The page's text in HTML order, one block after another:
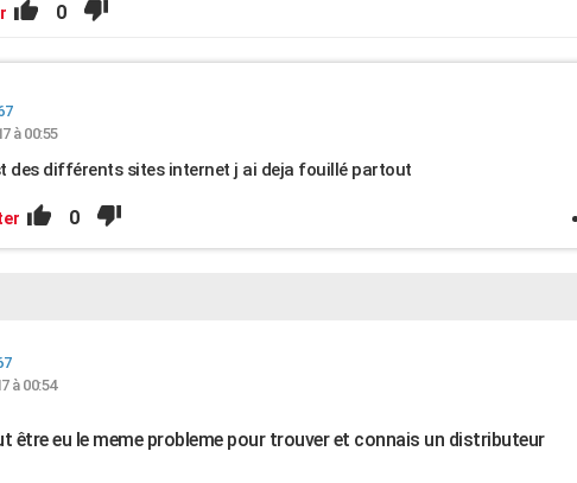
0
à 00:55
des différents sites internet j ai deja fouillé partout
0
à 00:54
être eu le meme probleme pour trouver et connais un distributeur